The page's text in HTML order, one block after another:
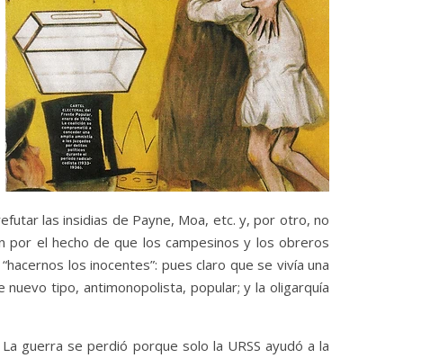
las insidias de Payne, Moa, etc. y, por otro, no
el hecho de que los campesinos y los obreros
los inocentes”: pues claro que se vivía una
nuevo tipo, antimonopolista, popular; y la oligarquía
guerra se perdió porque solo la URSS ayudó a la